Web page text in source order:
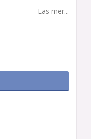
Läs mer...